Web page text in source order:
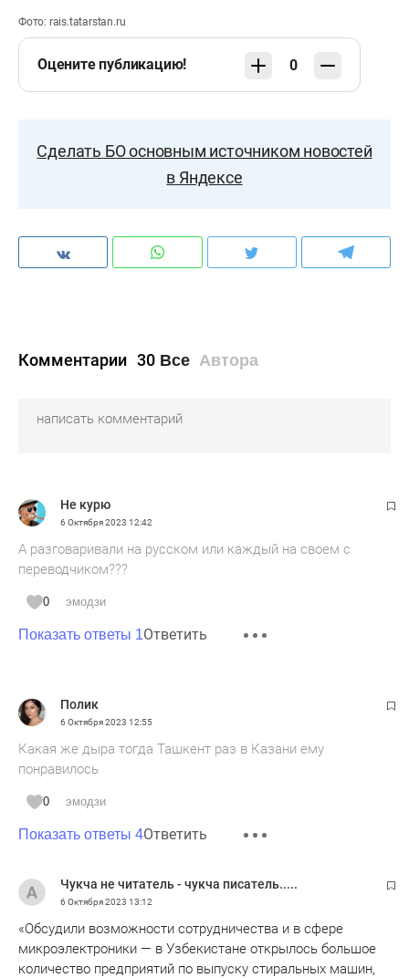
Фото: rais.tatarstan.ru
Оцените публикацию! 0
Сделать БО основным источником новостей
в Яндексе
Комментарии 30 Все Автора
Не курю
6 Октября 2023 12:42
А разговаривали на русском или каждый на своем с
переводчиком???
0 эмодзи
Показать ответы 1Ответить
Полик
6 Октября 2023 12:55
Какая же дыра тогда Ташкент раз в Казани ему
понравилось
0 эмодзи
Показать ответы 4Ответить
Чукча не читатель - чукча писатель.....
6 Октября 2023 13:12
«Обсудили возможности сотрудничества и в сфере
микроэлектроники — в Узбекистане открылось большое
количество предприятий по выпуску стиральных машин,